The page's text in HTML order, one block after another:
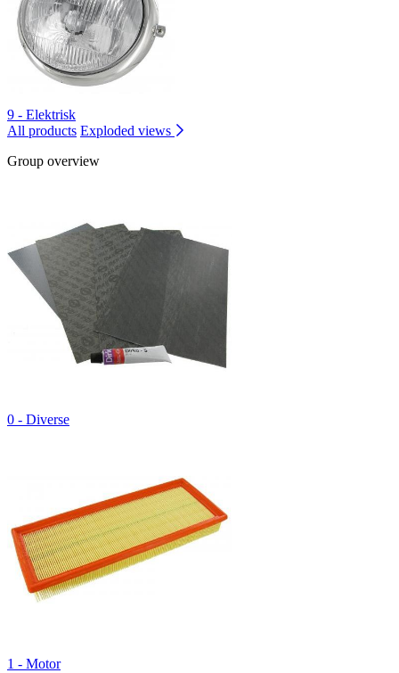
9 - Elektrisk
All products Exploded views
Group overview
0 - Diverse
1 - Motor